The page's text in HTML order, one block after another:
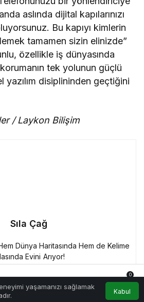
aslında dijital kapılarınızı
Bu kapıyı kimlerin
tamamen sizin elinizde”
özellikle iş dünyasında
tek yolunun güçlü
yazılım disiplininden geçtiğini
/ Laykon Bilişim
Sıla Çağ
Dünya Haritasında Hem de Kelime
Evini Arıyor!
yaşamanızı sağlamak
Kabul
Hesabım Bildirimler
0